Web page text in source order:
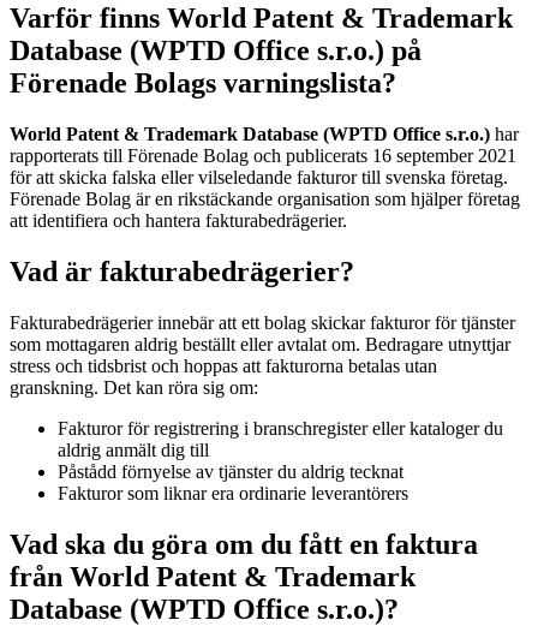
Varför finns World Patent & Trademark
Database (WPTD Office s.r.o.) på
Förenade Bolags varningslista?
World Patent & Trademark Database (WPTD Office s.r.o.) har
rapporterats till Förenade Bolag och publicerats 16 september 2021
för att skicka falska eller vilseledande fakturor till svenska företag.
Förenade Bolag är en rikstäckande organisation som hjälper företag
att identifiera och hantera fakturabedrägerier.
Vad är fakturabedrägerier?
Fakturabedrägerier innebär att ett bolag skickar fakturor för tjänster
som mottagaren aldrig beställt eller avtalat om. Bedragare utnyttjar
stress och tidsbrist och hoppas att fakturorna betalas utan
granskning. Det kan röra sig om:
Fakturor för registrering i branschregister eller kataloger du
aldrig anmält dig till
Påstådd förnyelse av tjänster du aldrig tecknat
Fakturor som liknar era ordinarie leverantörers
Vad ska du göra om du fått en faktura
från World Patent & Trademark
Database (WPTD Office s.r.o.)?